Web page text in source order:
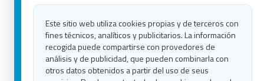
Este sitio web utiliza cookies propias y de terceros con
fines técnicos, analíticos y publicitarios. La información
recogida puede compartirse con provedores de
análisis y de publicidad, que pueden combinarla con
otros datos obtenidos a partir del uso de seus
Contacto
Política de Cookies
Ocio en Lugo
Ocio en Ourense
Ocio en Pontevedra
Ocio en Santiago